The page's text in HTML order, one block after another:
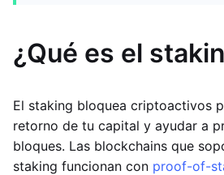
¿Qué es el
El staking bloquea criptoactivos
retorno de tu capital y ayudar a
bloques. Las blockchains que
staking funcionan con proof-of-